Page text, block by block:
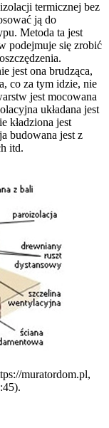
termicznej bez
ją do
Metoda ta jest
podejmuje się zrobić
jest ona brudząca,
co za tym idzie, nie
jest mocowana
układana jest
kładziona jest
budowana jest z
itd.
muratordom.pl,